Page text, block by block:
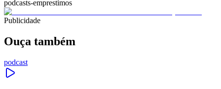
podcasts-emprestimos
Publicidade
Ouça também
podcast